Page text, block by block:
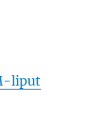
liput